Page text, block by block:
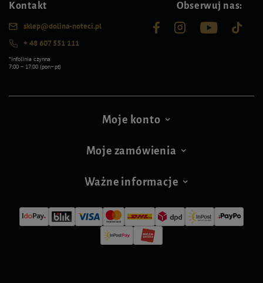
Kontakt
sklep@dolina-noteci.pl
+ 48 607 551 111
*Infolinia czynna
7:00 – 17:00 (pon–pt)
Obserwuj nas:
Moje konto
Moje zamówienia
Ważne informacje